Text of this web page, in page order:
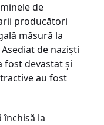
de
producători
măsură la
de naziști
fost devastat și
au fost
la